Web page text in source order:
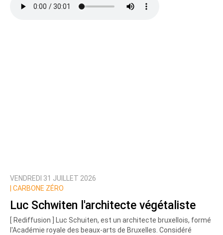
VENDREDI 31 JUILLET 2026
CARBONE ZÉRO
Luc Schwiten l'architecte végétaliste
[ Rediffusion ] Luc Schuiten, est un architecte bruxellois, formé
l'Académie royale des beaux-arts de Bruxelles. Considéré